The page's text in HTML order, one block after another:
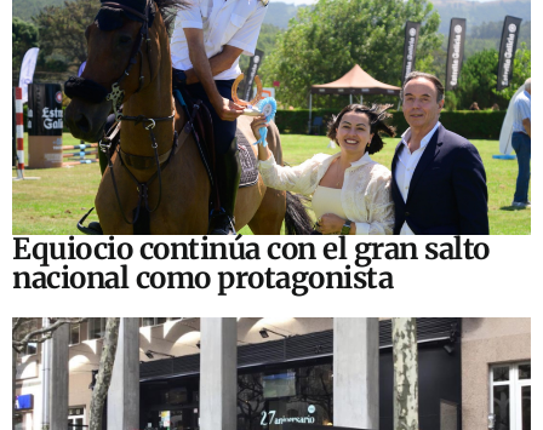
Equiocio continúa con el gran salto
nacional como protagonista